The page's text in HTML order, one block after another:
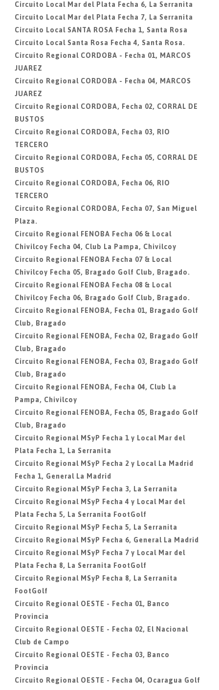
Circuito Local Mar del Plata Fecha 6, La Serranita
Circuito Local Mar del Plata Fecha 7, La Serranita
Circuito Local SANTA ROSA Fecha 1, Santa Rosa
Circuito Local Santa Rosa Fecha 4, Santa Rosa.
Circuito Regional CORDOBA - Fecha 01, MARCOS
JUAREZ
Circuito Regional CORDOBA - Fecha 04, MARCOS
JUAREZ
Circuito Regional CORDOBA, Fecha 02, CORRAL DE
BUSTOS
Circuito Regional CORDOBA, Fecha 03, RIO
TERCERO
Circuito Regional CORDOBA, Fecha 05, CORRAL DE
BUSTOS
Circuito Regional CORDOBA, Fecha 06, RIO
TERCERO
Circuito Regional CORDOBA, Fecha 07, San Miguel
Plaza.
Circuito Regional FENOBA Fecha 06 & Local
Chivilcoy Fecha 04, Club La Pampa, Chivilcoy
Circuito Regional FENOBA Fecha 07 & Local
Chivilcoy Fecha 05, Bragado Golf Club, Bragado.
Circuito Regional FENOBA Fecha 08 & Local
Chivilcoy Fecha 06, Bragado Golf Club, Bragado.
Circuito Regional FENOBA, Fecha 01, Bragado Golf
Club, Bragado
Circuito Regional FENOBA, Fecha 02, Bragado Golf
Club, Bragado
Circuito Regional FENOBA, Fecha 03, Bragado Golf
Club, Bragado
Circuito Regional FENOBA, Fecha 04, Club La
Pampa, Chivilcoy
Circuito Regional FENOBA, Fecha 05, Bragado Golf
Club, Bragado
Circuito Regional MSyP Fecha 1 y Local Mar del
Plata Fecha 1, La Serranita
Circuito Regional MSyP Fecha 2 y Local La Madrid
Fecha 1, General La Madrid
Circuito Regional MSyP Fecha 3, La Serranita
Circuito Regional MSyP Fecha 4 y Local Mar del
Plata Fecha 5, La Serranita FootGolf
Circuito Regional MSyP Fecha 5, La Serranita
Circuito Regional MSyP Fecha 6, General La Madrid
Circuito Regional MSyP Fecha 7 y Local Mar del
Plata Fecha 8, La Serranita FootGolf
Circuito Regional MSyP Fecha 8, La Serranita
FootGolf
Circuito Regional OESTE - Fecha 01, Banco
Provincia
Circuito Regional OESTE - Fecha 02, El Nacional
Club de Campo
Circuito Regional OESTE - Fecha 03, Banco
Provincia
Circuito Regional OESTE - Fecha 04, Ocaragua Golf